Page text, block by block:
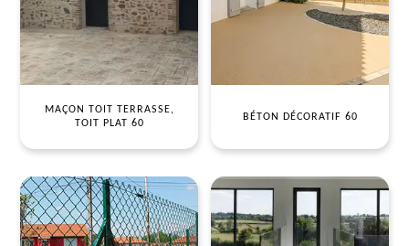
MAÇON TOIT TERRASSE,
TOIT PLAT 60
BÉTON DÉCORATIF 60